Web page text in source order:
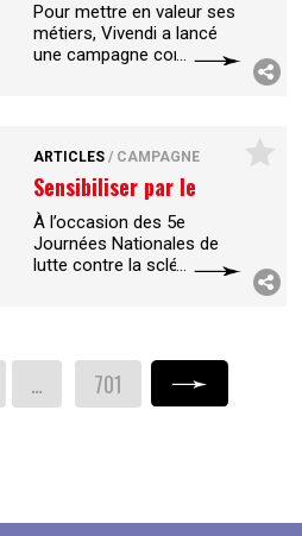
Pour mettre en valeur ses
métiers, Vivendi a lancé
une campagne corporate
ARTICLES/ CAMPAGNE
Sensibiliser par le
web
À l’occasion des 5e
Journées Nationales de
lutte contre la sclérose en
…
701